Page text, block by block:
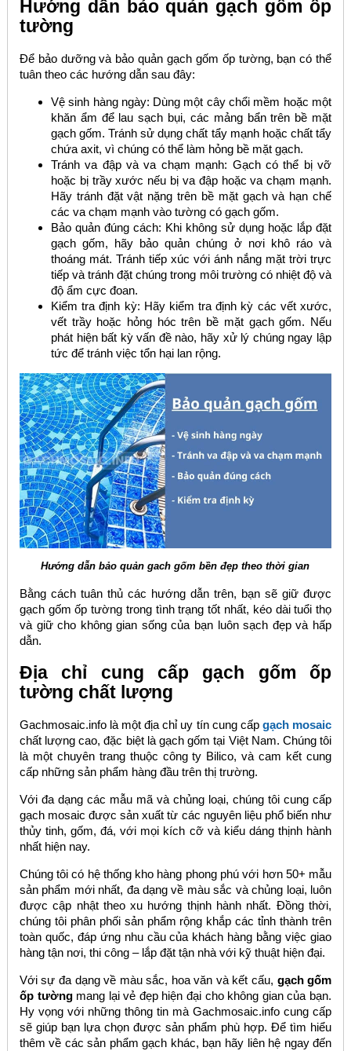
Hướng dẫn bảo quản gạch gốm ốp
tường
Để bảo dưỡng và bảo quản gạch gốm ốp tường, bạn có thể
tuân theo các hướng dẫn sau đây:
Vệ sinh hàng ngày: Dùng một cây chổi mềm hoặc một
khăn ẩm để lau sạch bụi, các mảng bẩn trên bề mặt
gạch gốm. Tránh sử dụng chất tẩy mạnh hoặc chất tẩy
chứa axit, vì chúng có thể làm hỏng bề mặt gạch.
Tránh va đập và va chạm mạnh: Gạch có thể bị vỡ
hoặc bị trầy xước nếu bị va đập hoặc va chạm mạnh.
Hãy tránh đặt vật nặng trên bề mặt gạch và hạn chế
các va chạm mạnh vào tường có gạch gốm.
Bảo quản đúng cách: Khi không sử dụng hoặc lắp đặt
gạch gốm, hãy bảo quản chúng ở nơi khô ráo và
thoáng mát. Tránh tiếp xúc với ánh nắng mặt trời trực
tiếp và tránh đặt chúng trong môi trường có nhiệt độ và
độ ẩm cực đoan.
Kiểm tra định kỳ: Hãy kiểm tra định kỳ các vết xước,
vết trầy hoặc hỏng hóc trên bề mặt gạch gốm. Nếu
phát hiện bất kỳ vấn đề nào, hãy xử lý chúng ngay lập
tức để tránh việc tổn hại lan rộng.
Hướng dẫn bảo quản gach gốm bền đẹp theo thời gian
Bằng cách tuân thủ các hướng dẫn trên, bạn sẽ giữ được
gạch gốm ốp tường trong tình trạng tốt nhất, kéo dài tuổi thọ
và giữ cho không gian sống của bạn luôn sạch đẹp và hấp
dẫn.
Địa chỉ cung cấp gạch gốm ốp
tường chất lượng
Gachmosaic.info là một địa chỉ uy tín cung cấp gạch mosaic
chất lượng cao, đặc biệt là gạch gốm tại Việt Nam. Chúng tôi
là một chuyên trang thuộc công ty Bilico, và cam kết cung
cấp những sản phẩm hàng đầu trên thị trường.
Với đa dạng các mẫu mã và chủng loại, chúng tôi cung cấp
gạch mosaic được sản xuất từ các nguyên liệu phổ biến như
thủy tinh, gốm, đá, với mọi kích cỡ và kiểu dáng thịnh hành
nhất hiện nay.
Chúng tôi có hệ thống kho hàng phong phú với hơn 50+ mẫu
sản phẩm mới nhất, đa dạng về màu sắc và chủng loại, luôn
được cập nhật theo xu hướng thịnh hành nhất. Đồng thời,
chúng tôi phân phối sản phẩm rộng khắp các tỉnh thành trên
toàn quốc, đáp ứng nhu cầu của khách hàng bằng việc giao
hàng tận nơi, thi công – lắp đặt tận nhà với kỹ thuật hiện đại.
Với sự đa dạng về màu sắc, hoa văn và kết cấu, gạch gốm
ốp tườngmang lại vẻ đẹp hiện đại cho không gian của bạn.
Hy vọng với những thông tin mà Gachmosaic.info cung cấp
sẽ giúp bạn lựa chọn được sản phẩm phù hợp. Để tìm hiểu
thêm về các sản phẩm gạch khác, bạn hãy liên hệ ngay đến